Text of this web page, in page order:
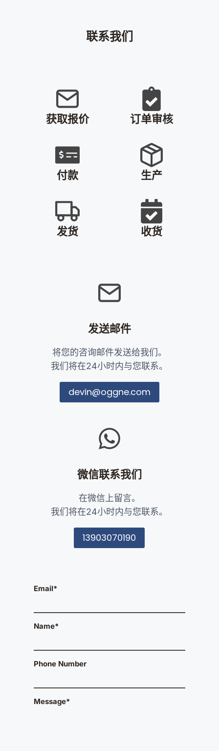
联系我们
获取报价 订单审核
付款 生产
发货 收货
发送邮件
将您的咨询邮件发送给我们。
我们将在24小时内与您联系。
devin@oggne.com
微信联系我们
在微信上留言。
我们将在24小时内与您联系。
13903070190
Email*
Name*
Phone Number
Message*